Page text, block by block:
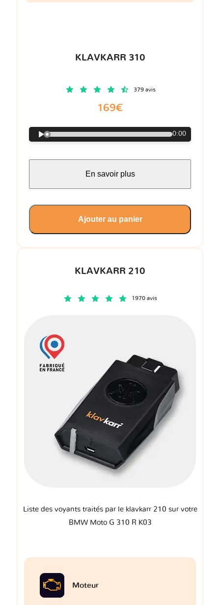
KLAVKARR 210
1970 avis
Liste des voyants traités par le klavkarr 210 sur votre
BMW Moto G 310 R K03
Moteur
KLAVKARR 310
379 avis
169€
0:00
En savoir plus
Ajouter au panier